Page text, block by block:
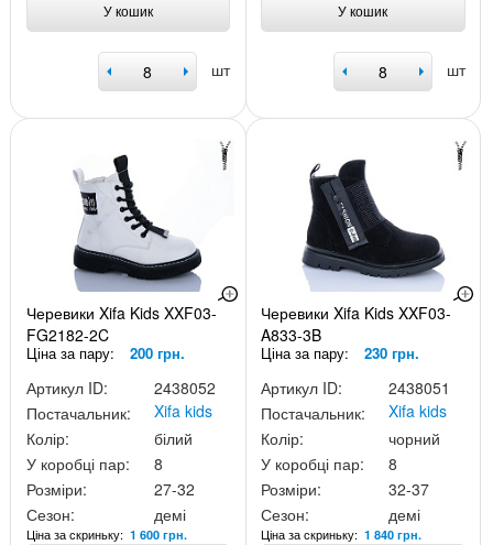
У кошик
шт
У кошик
шт
Черевики Xifa Kids XXF03-
FG2182-2C
Ціна за пару: 200 грн.
Артикул ID:
2438052
Постачальник:
Xifa kids
Колір:
білий
У коробці пар:
8
Розміри:
27-32
Сезон:
демі
Ціна за скриньку: 1 600 грн.
Черевики Xifa Kids XXF03-
A833-3B
Ціна за пару: 230 грн.
Артикул ID:
2438051
Постачальник:
Xifa kids
Колір:
чорний
У коробці пар:
8
Розміри:
32-37
Сезон:
демі
Ціна за скриньку:1 840 грн.